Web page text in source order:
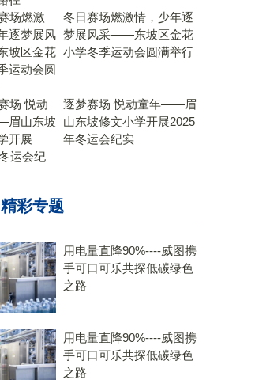
冬日赛场燃激情，少年逐
梦展风采——东坡区金花
小学冬季运动会圆满举行
逐梦赛场 悦动童年——眉
山东坡修文小学开展2025
年冬运会纪实
精彩专题
用电量直降90%----威图携
手可口可乐共探低碳绿色
之路
用电量直降90%----威图携
手可口可乐共探低碳绿色
之路